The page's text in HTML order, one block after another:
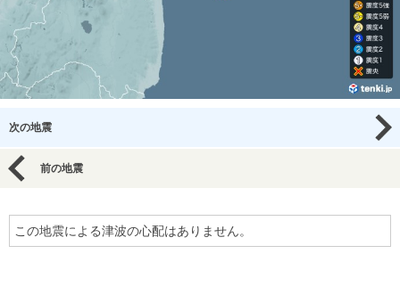
次の地震
前の地震
この地震による津波の心配はありません。